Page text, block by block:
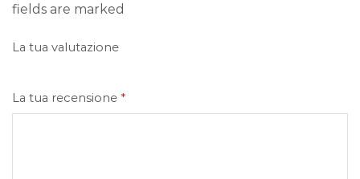
fields are marked
La tua valutazione
La tua recensione *